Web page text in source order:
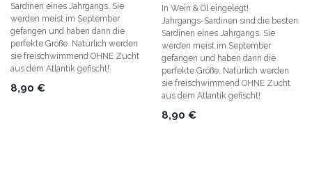
Sardinen eines Jahrgangs. Sie
werden meist im September
gefangen und haben dann die
perfekte Größe. Natürlich werden
sie freischwimmend OHNE Zucht
aus dem Atlantik gefischt!
8,90 €
In Wein & Öl eingelegt!
Jahrgangs-Sardinen sind die besten
Sardinen eines Jahrgangs. Sie
werden meist im September
gefangen und haben dann die
perfekte Größe. Natürlich werden
sie freischwimmend OHNE Zucht
aus dem Atlantik gefischt!
8,90 €